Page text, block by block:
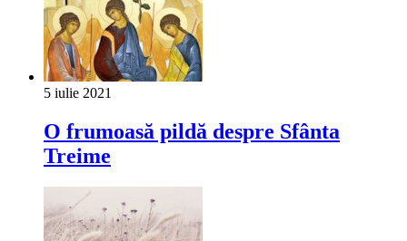
5 iulie 2021
O frumoasă pildă despre Sfânta
Treime